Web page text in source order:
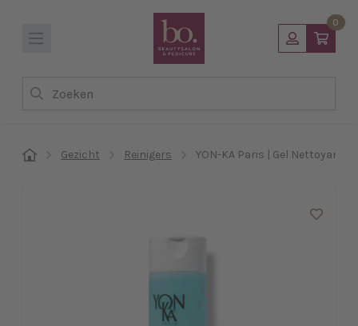
0
Zoeken
Gezicht Reinigers YON-KA Paris | Gel Nettoyant